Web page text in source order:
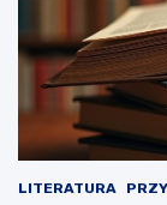
LITERATURA